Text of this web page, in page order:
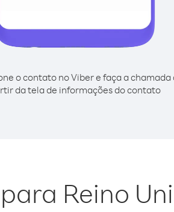
o contato no Viber e faça a chamada
da tela de informações do contato
Reino